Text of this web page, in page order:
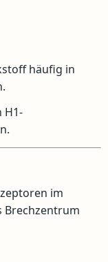
häufig in
H1-
im
Brechzentrum